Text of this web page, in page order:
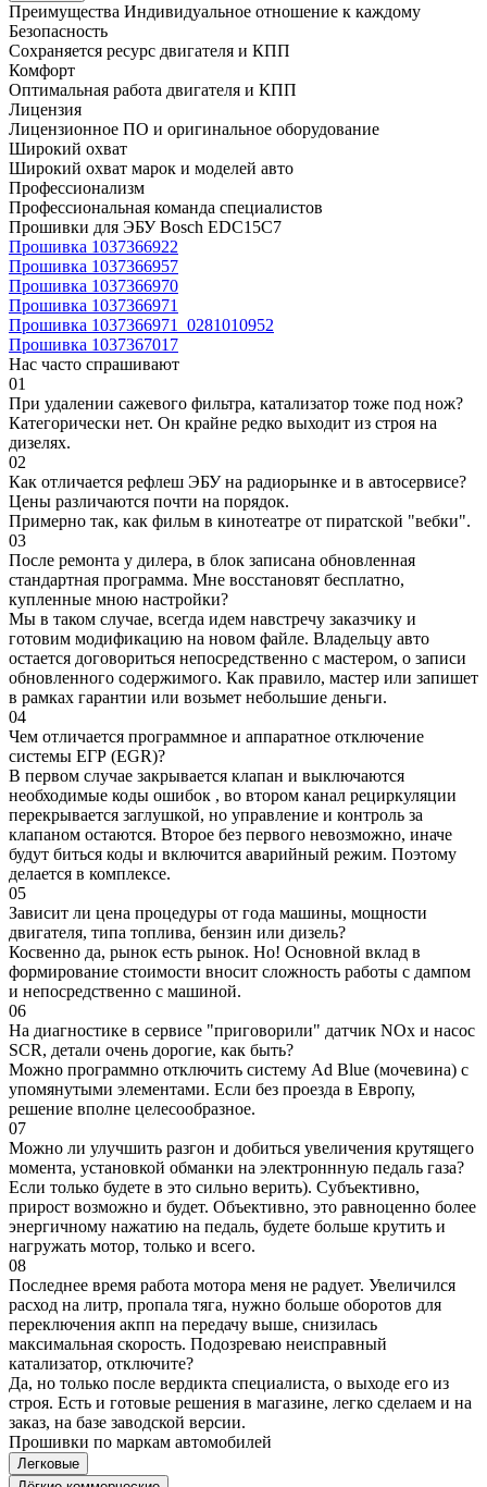
Преимущества Индивидуальное отношение к каждому
Безопасность
Сохраняется ресурс двигателя и КПП
Комфорт
Оптимальная работа двигателя и КПП
Лицензия
Лицензионное ПО и оригинальное оборудование
Широкий охват
Широкий охват марок и моделей авто
Профессионализм
Профессиональная команда специалистов
Прошивки для ЭБУ Bosch EDC15C7
Прошивка 1037366922
Прошивка 1037366957
Прошивка 1037366970
Прошивка 1037366971
Прошивка 1037366971_0281010952
Прошивка 1037367017
Нас часто спрашивают
01
При удалении сажевого фильтра, катализатор тоже под нож?
Категорически нет. Он крайне редко выходит из строя на
дизелях.
02
Как отличается рефлеш ЭБУ на радиорынке и в автосервисе?
Цены различаются почти на порядок.
Примерно так, как фильм в кинотеатре от пиратской "вебки".
03
После ремонта у дилера, в блок записана обновленная
стандартная программа. Мне восстановят бесплатно,
купленные мною настройки?
Мы в таком случае, всегда идем навстречу заказчику и
готовим модификацию на новом файле. Владельцу авто
остается договориться непосредственно с мастером, о записи
обновленного содержимого. Как правило, мастер или запишет
в рамках гарантии или возьмет небольшие деньги.
04
Чем отличается программное и аппаратное отключение
системы ЕГР (EGR)?
В первом случае закрывается клапан и выключаются
необходимые коды ошибок , во втором канал рециркуляции
перекрывается заглушкой, но управление и контроль за
клапаном остаются. Второе без первого невозможно, иначе
будут биться коды и включится аварийный режим. Поэтому
делается в комплексе.
05
Зависит ли цена процедуры от года машины, мощности
двигателя, типа топлива, бензин или дизель?
Косвенно да, рынок есть рынок. Но! Основной вклад в
формирование стоимости вносит сложность работы с дампом
и непосредственно с машиной.
06
На диагностике в сервисе "приговорили" датчик NOx и насос
SCR, детали очень дорогие, как быть?
Можно программно отключить систему Ad Blue (мочевина) с
упомянутыми элементами. Если без проезда в Европу,
решение вполне целесообразное.
07
Можно ли улучшить разгон и добиться увеличения крутящего
момента, установкой обманки на электроннную педаль газа?
Если только будете в это сильно верить). Субъективно,
прирост возможно и будет. Объективно, это равноценно более
энергичному нажатию на педаль, будете больше крутить и
нагружать мотор, только и всего.
08
Последнее время работа мотора меня не радует. Увеличился
расход на литр, пропала тяга, нужно больше оборотов для
переключения акпп на передачу выше, снизилась
максимальная скорость. Подозреваю неисправный
катализатор, отключите?
Да, но только после вердикта специалиста, о выходе его из
строя. Есть и готовые решения в магазине, легко сделаем и на
заказ, на базе заводской версии.
Прошивки по маркам автомобилей
Легковые